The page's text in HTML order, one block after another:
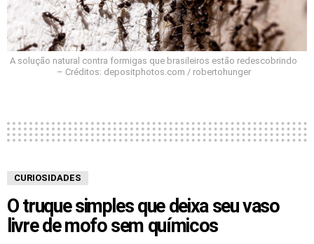
A solução natural contra formigas que brasileiros estão redescobrindo
– Créditos: depositphotos.com / robertohunger
CURIOSIDADES
O truque simples que deixa seu vaso
livre de mofo sem químicos